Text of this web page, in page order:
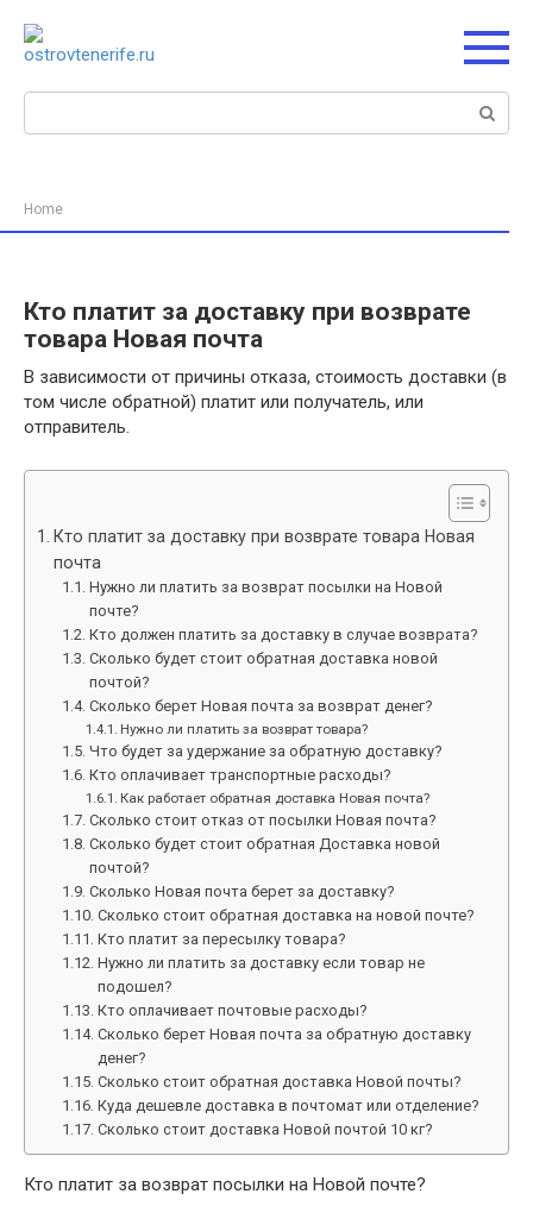
контенту
Поиск:
Home
Кто платит за доставку при возврате
товара Новая почта
В зависимости от причины отказа, стоимость доставки (в
том числе обратной) платит или получатель, или
отправитель.
Кто платит за доставку при возврате товара Новая
почта
Нужно ли платить за возврат посылки на Новой
почте?
Кто должен платить за доставку в случае возврата?
Сколько будет стоит обратная доставка новой
почтой?
Сколько берет Новая почта за возврат денег?
Нужно ли платить за возврат товара?
Что будет за удержание за обратную доставку?
Кто оплачивает транспортные расходы?
Как работает обратная доставка Новая почта?
Сколько стоит отказ от посылки Новая почта?
Сколько будет стоит обратная Доставка новой
почтой?
Сколько Новая почта берет за доставку?
Сколько стоит обратная доставка на новой почте?
Кто платит за пересылку товара?
Нужно ли платить за доставку если товар не
подошел?
Кто оплачивает почтовые расходы?
Сколько берет Новая почта за обратную доставку
денег?
Сколько стоит обратная доставка Новой почты?
Куда дешевле доставка в почтомат или отделение?
Сколько стоит доставка Новой почтой 10 кг?
Кто платит за возврат посылки на Новой почте?